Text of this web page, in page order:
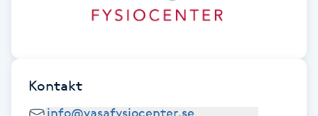
Fransförlängning
Fransförlängning Megavolym
Fransförlängning Volym
Kontakt